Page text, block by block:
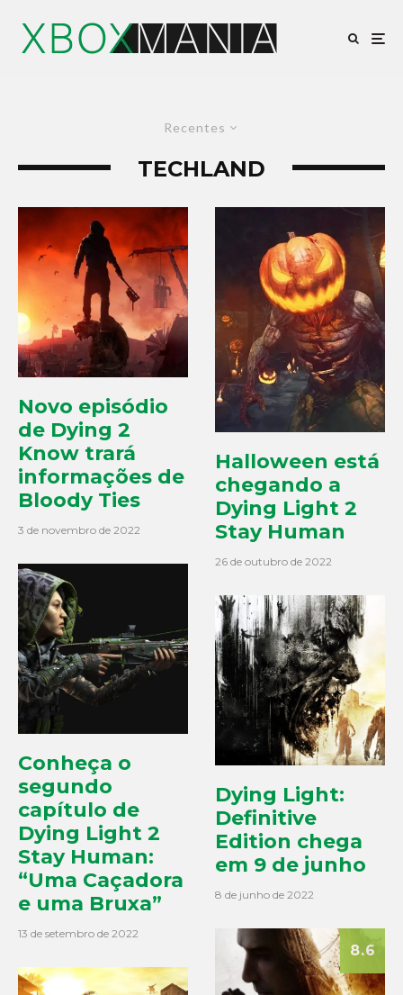
Recentes
TECHLAND
Novo episódio
de Dying 2
Know trará
informações de
Bloody Ties
3 de novembro de 2022
Conheça o
segundo
capítulo de
Dying Light 2
Stay Human:
“Uma Caçadora
e uma Bruxa”
13 de setembro de 2022
Halloween está
chegando a
Dying Light 2
Stay Human
26 de outubro de 2022
Dying Light:
Definitive
Edition chega
em 9 de junho
8 de junho de 2022
8.6